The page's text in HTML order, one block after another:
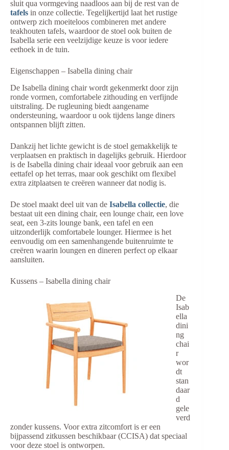
sluit qua vormgeving naadloos aan bij de rest van de
tafels in onze collectie. Tegelijkertijd laat het rustige
ontwerp zich moeiteloos combineren met andere
teakhouten tafels, waardoor de stoel ook buiten de
Isabella serie een veelzijdige keuze is voor iedere
eethoek in de tuin.
Eigenschappen – Isabella dining chair
De Isabella dining chair wordt gekenmerkt door zijn
ronde vormen, comfortabele zithouding en verfijnde
uitstraling. De rugleuning biedt aangename
ondersteuning, waardoor u ook tijdens lange diners
ontspannen blijft zitten.
Dankzij het lichte gewicht is de stoel gemakkelijk te
verplaatsen en praktisch in dagelijks gebruik. Hierdoor
is de Isabella dining chair ideaal voor gebruik aan een
eettafel op het terras, maar ook geschikt om flexibel
extra zitplaatsen te creëren wanneer dat nodig is.
De stoel maakt deel uit van de Isabella collectie, die
bestaat uit een dining chair, een lounge chair, een love
seat, een 3-zits lounge bank, een tafel en een
uitzonderlijk comfortabele lounger. Hiermee is het
eenvoudig om een samenhangende buitenruimte te
creëren waarin loungen en dineren perfect op elkaar
aansluiten.
Kussens – Isabella dining chair
De
Isab
ella
dini
ng
chai
r
wor
dt
stan
daar
d
gele
verd
zonder kussens. Voor extra zitcomfort is er een
bijpassend zitkussen beschikbaar (CCISA) dat speciaal
voor deze stoel is ontworpen.